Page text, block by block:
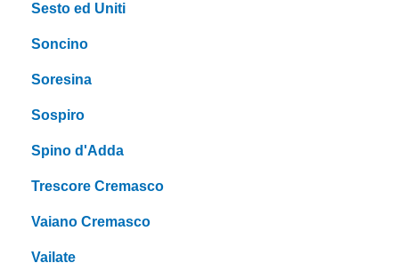
Sesto ed Uniti
Soncino
Soresina
Sospiro
Spino d'Adda
Trescore Cremasco
Vaiano Cremasco
Vailate